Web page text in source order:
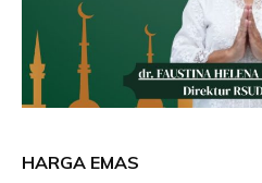
HARGA EMAS